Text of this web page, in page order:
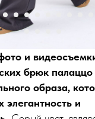
и
брюк палаццо
образа,
элегантность и